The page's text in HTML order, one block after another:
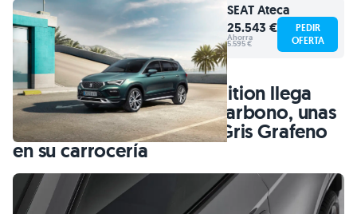
SEATAteca
25.543 €
Ahorra
5.595 €
PEDIR
OFERTA
El Cupra Ateca Special Edition llega
con detalles en fibra de carbono, unas
nuevas llantas y el color Gris Grafeno
en su carrocería